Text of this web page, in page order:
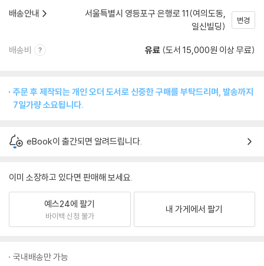
배송안내
서울특별시 영등포구 은행로 11(여의도동,
일신빌딩)
변경
배송비 유료 (도서 15,000원 이상 무료)
주문 후 제작되는 개인 오더 도서로 신중한 구매를 부탁드리며, 발송까지
7일가량 소요됩니다.
eBook이 출간되면 알려드립니다.
이미 소장하고 있다면 판매해 보세요.
예스24에 팔기
바이백 신청 불가
내 가게에서 팔기
국내배송만 가능